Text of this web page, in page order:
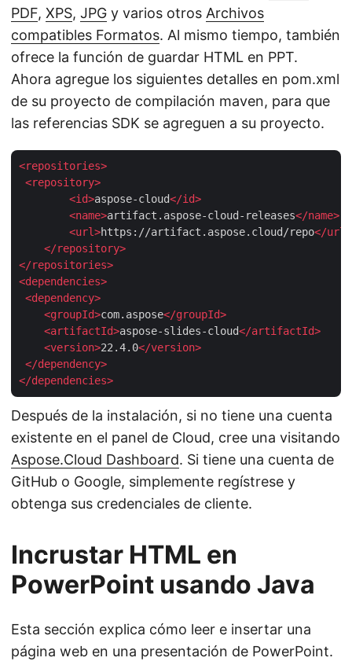
PDF, XPS, JPG y varios otros Archivos
compatibles Formatos. Al mismo tiempo, también
ofrece la función de guardar HTML en PPT.
Ahora agregue los siguientes detalles en pom.xml
de su proyecto de compilación maven, para que
las referencias SDK se agreguen a su proyecto.
<repositories>
<repository>
<id>aspose-cloud</id>
<name>artifact.aspose-cloud-releases</name>
<url>https://artifact.aspose.cloud/repo</url
</repository>
</repositories>
<dependencies>
<dependency>
<groupId>com.aspose</groupId>
<artifactId>aspose-slides-cloud</artifactId>
<version>22.4.0</version>
</dependency>
</dependencies>
Después de la instalación, si no tiene una cuenta
existente en el panel de Cloud, cree una visitando
Aspose.Cloud Dashboard. Si tiene una cuenta de
GitHub o Google, simplemente regístrese y
obtenga sus credenciales de cliente.
Incrustar HTML en
PowerPoint usando Java
Esta sección explica cómo leer e insertar una
página web en una presentación de PowerPoint.